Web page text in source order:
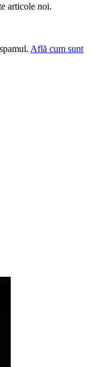
articole noi.
Află cum sunt